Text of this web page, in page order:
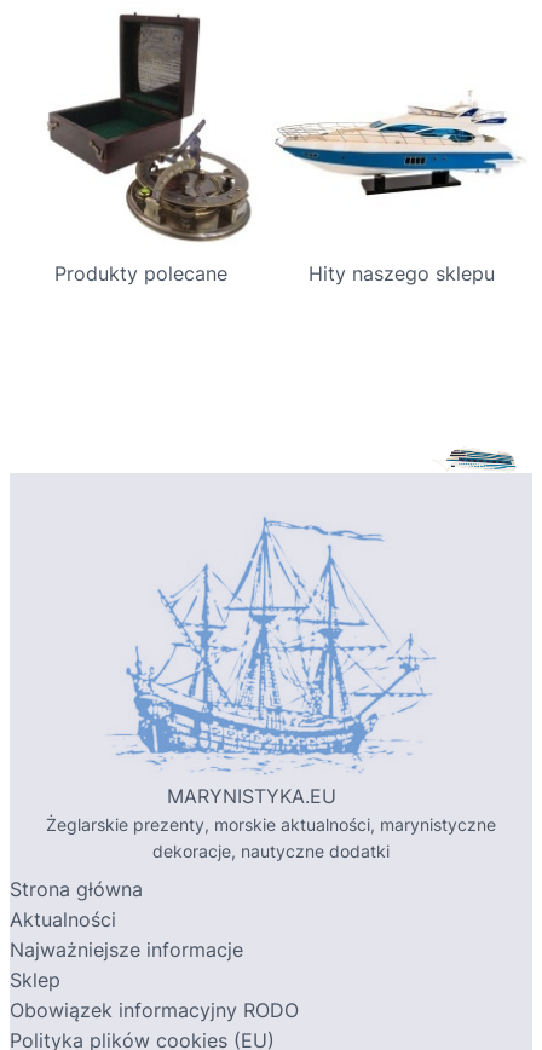
Produkty polecane Hity naszego sklepu
MARYNISTYKA.EU
Żeglarskie prezenty, morskie aktualności, marynistyczne
dekoracje, nautyczne dodatki
Strona główna
Aktualności
Najważniejsze informacje
Sklep
Obowiązek informacyjny RODO
Polityka plików cookies (EU)